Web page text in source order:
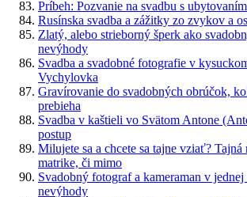
Príbeh: Pozvanie na svadbu s
Rusínska svadba a zážitky zo zvykov a
Zlatý, alebo strieborný šperk ako
nevýhody
Svadba a svadobné fotografie v
Vychylovka
Gravírovanie do svadobných obrúčok,
prebieha
Svadba v kaštieli vo Svätom Antone
postup
Milujete sa a chcete sa tajne vziať? Tajná
matrike, či mimo
Svadobný fotograf a kameraman v
nevýhody